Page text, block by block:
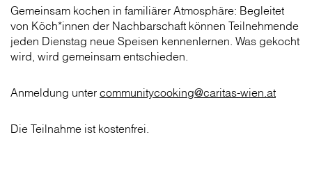
Gemeinsam kochen in familiärer Atmosphäre: Begleitet
von Köch*innen der Nachbarschaft können Teilnehmende
jeden Dienstag neue Speisen kennenlernen. Was gekocht
wird, wird gemeinsam entschieden.
Anmeldung unter communitycooking@caritas-wien.at
Die Teilnahme ist kostenfrei.